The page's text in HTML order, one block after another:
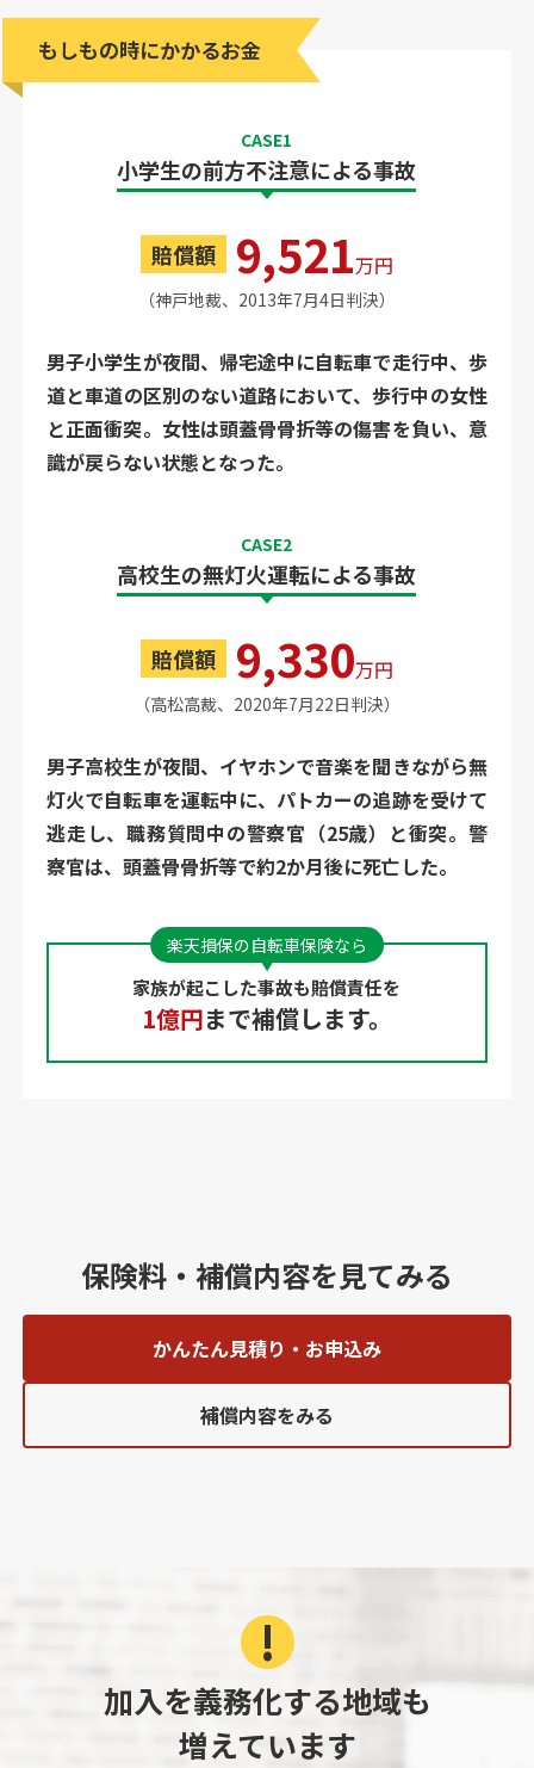
もしもの時にかかるお金
CASE1
小学生の前方不注意による事故
賠償額 9,521万円
（神戸地裁、2013年7月4日判決）
男子小学生が夜間、帰宅途中に自転車で走行中、歩
道と車道の区別のない道路において、歩行中の女性
と正面衝突。女性は頭蓋骨骨折等の傷害を負い、意
識が戻らない状態となった。
CASE2
高校生の無灯火運転による事故
賠償額 9,330万円
（高松高裁、2020年7月22日判決）
男子高校生が夜間、イヤホンで音楽を聞きながら無
灯火で自転車を運転中に、パトカーの追跡を受けて
逃走し、職務質問中の警察官（25歳）と衝突。警
察官は、頭蓋骨骨折等で約2か月後に死亡した。
楽天損保の自転車保険なら
家族が起こした事故も賠償責任を
1億円まで補償します。
保険料・補償内容を見てみる
補償内容をみる
かんたん見積り・お申込み
加入を義務化する地域も
増えています